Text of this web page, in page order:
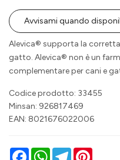
Avvisami quando
Alevica® supporta la
gatto. Alevica® non è un
complementare per cani e
Codice prodotto: 33455
Minsan: 926817469
EAN: 8021676022006
FacebookWhatsAppTelegram